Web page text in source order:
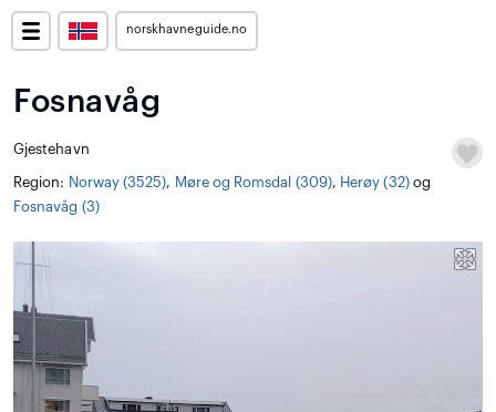
norskhavneguide.no
Fosnavåg
Gjestehavn
Region: Norway (3525), Møre og Romsdal (309), Herøy (32)og
Fosnavåg (3)